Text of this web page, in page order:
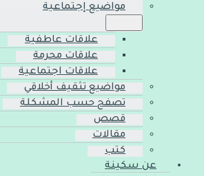
مواضيع إجتماعية
علاقات عاطفية
علاقات محرمة
علاقات اجتماعية
مواضيع تثقيف أخلاقي
تصفح حسب المشكلة
قصص
مقالات
كتب
عن سكينة